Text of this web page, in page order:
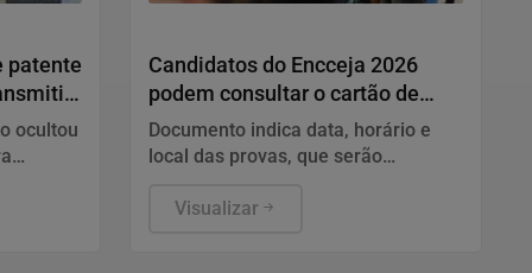
patente
ocultou
Candidatos do Encceja 2026
podem consultar o cartão de
inscrição
Documento indica data, horário e
local das provas, que serão
Visualizar